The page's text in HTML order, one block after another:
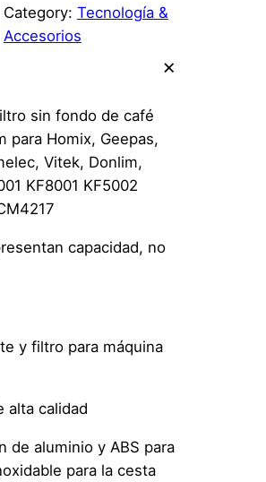
Category: Tecnología &
Accesorios
sin fondo de café
para Homix, Geepas,
Vitek, Donlim,
KF8001 KF5002
capacidad, no
y filtro para máquina
alta calidad
de aluminio y ABS para
para la cesta